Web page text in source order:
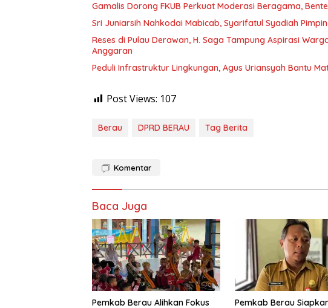
Gamalis Dorong FKUB Perkuat Moderasi Beragama,
Sri Juniarsih Nahkodai Mabicab, Syarifatul Syadiah
Reses di Pulau Derawan, H. Saga Tampung Aspirasi
Anggaran
Peduli Infrastruktur Lingkungan, Agus Uriansyah Bantu
Post Views: 107
Berau DPRD BERAU Tag Berita
Komentar
Baca Juga
Pemkab Berau Alihkan Fokus
Pemkab Berau